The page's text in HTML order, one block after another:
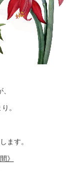
。
ます。
》